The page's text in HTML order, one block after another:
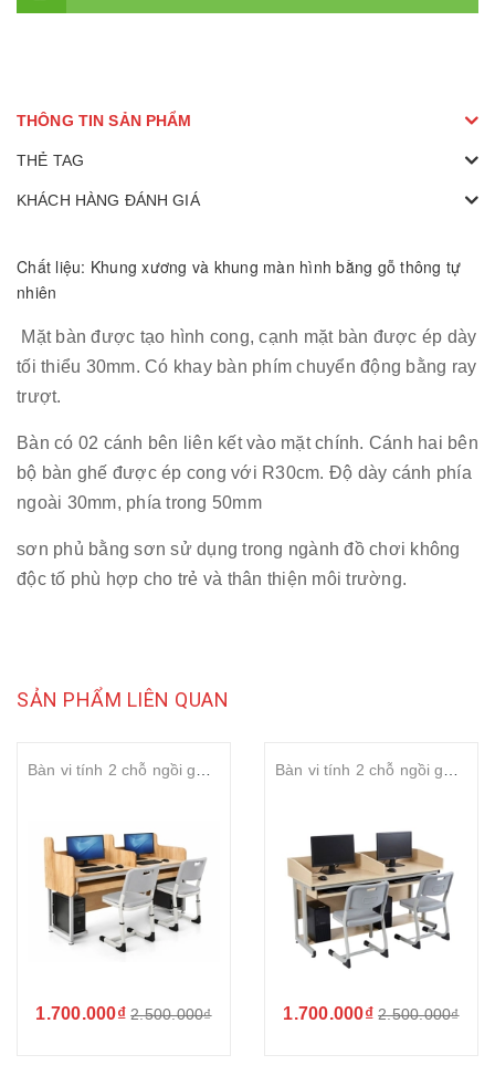
THÔNG TIN SẢN PHẨM
THẺ TAG
KHÁCH HÀNG ĐÁNH GIÁ
Chất liệu: Khung xương và khung màn hình bằng gỗ thông tự
nhiên
Mặt bàn được tạo hình cong, cạnh mặt bàn được ép dày
tối thiểu 30mm. Có khay bàn phím chuyển động bằng ray
trượt.
Bàn có 02 cánh bên liên kết vào mặt chính. Cánh hai bên
bộ bàn ghế được ép cong với R30cm. Độ dày cánh phía
ngoài 30mm, phía trong 50mm
sơn phủ bằng sơn sử dụng trong ngành đồ chơi không
độc tố phù hợp cho trẻ và thân thiện môi trường.
SẢN PHẨM LIÊN QUAN
1.700.000₫ 2.500.000₫ 1.700.000₫ 2.500.000₫